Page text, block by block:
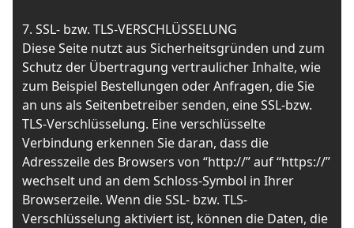
7. SSL- bzw. TLS-VERSCHLÜSSELUNG
Diese Seite nutzt aus Sicherheitsgründen und zum
Schutz der Übertragung vertraulicher Inhalte, wie
zum Beispiel Bestellungen oder Anfragen, die Sie
an uns als Seitenbetreiber senden, eine SSL-bzw.
TLS-Verschlüsselung. Eine verschlüsselte
Verbindung erkennen Sie daran, dass die
Adresszeile des Browsers von “http://” auf “https://”
wechselt und an dem Schloss-Symbol in Ihrer
Browserzeile. Wenn die SSL- bzw. TLS-
Verschlüsselung aktiviert ist, können die Daten, die